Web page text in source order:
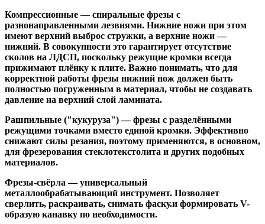
Компрессионные— спиральные фрезы с
разнонаправленными лезвиями. Нижние ножи при этом
имеют верхний выброс стружки, а верхние ножи —
нижний. В совокупности это гарантирует отсутствие
сколов на ЛДСП, поскольку режущие кромки всегда
прижимают плёнку к плите. Важно понимать, что для
корректной работы фрезы нижний нож должен быть
полностью погруженным в материал, чтобы не создавать
давление на верхний слой ламината.
Рашпильные ("кукуруза")— фрезы с разделёнными
режущими точками вместо единой кромки. Эффективно
снижают силы резания, поэтому применяются, в основном,
для фрезерования стеклотекстолита и других подобных
материалов.
Фрезы-свёрла — универсальный
металлообрабатывающий инструмент. Позволяет
сверлить, раскраивать, снимать фаску.и формировать V-
образую канавку по необходимости.